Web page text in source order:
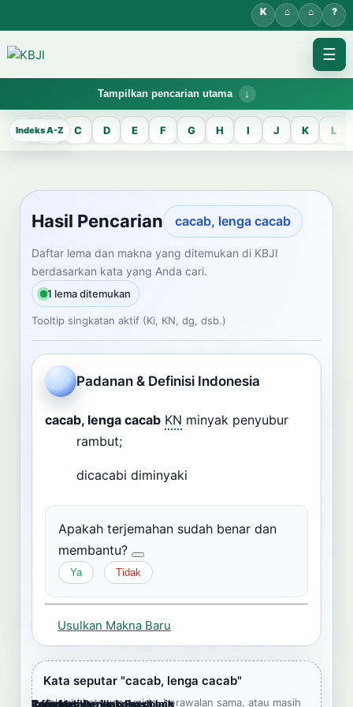
☰
Tampilkan pencarian utama
KBJI WORKSPACE
Hasil Pencarian
Temukan lema Jawa dan maknanya dalam bahasa Indonesia saat
mengelola data Kamus Bahasa Jawa-Indonesia.
CARI LEMA JAWA
Masukkan kata Jawa
Dashboard Pencarian
A B C D E F G H I J K L
Hasil Pencarian cacab, lenga cacab
Daftar lema dan makna yang ditemukan di KBJI
berdasarkan kata yang Anda cari.
1 lema ditemukan
Tooltip singkatan aktif (Ki, KN, dg, dsb.)
Padanan & Definisi Indonesia
cacab, lenga cacab KN minyak penyubur
rambut;
dicacabi diminyaki
Apakah terjemahan sudah benar dan
membantu?
Ya Tidak
Usulkan Makna Baru
Cara Memberikan Feedback
Lampiran
Referensi Pendukung
Informasi
Terjemahkan ke bahasa lain
Kata seputar "cacab, lenga cacab"
Jelajahi kata yang mirip, berawalan sama, atau masih